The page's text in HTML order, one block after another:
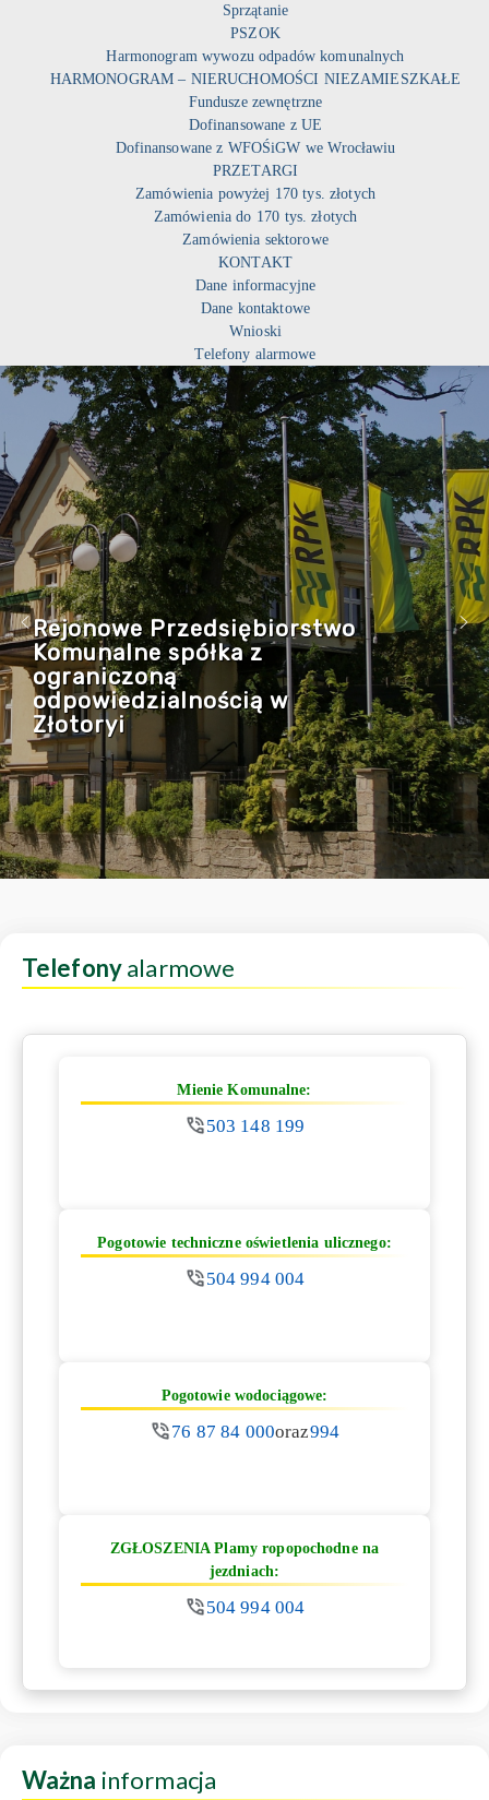
Sprzątanie
PSZOK
Harmonogram wywozu odpadów komunalnych
HARMONOGRAM – NIERUCHOMOŚCI NIEZAMIESZKAŁE
Fundusze zewnętrzne
Dofinansowane z UE
Dofinansowane z WFOŚiGW we Wrocławiu
PRZETARGI
Zamówienia powyżej 170 tys. złotych
Zamówienia do 170 tys. złotych
Zamówienia sektorowe
KONTAKT
Dane informacyjne
Dane kontaktowe
Wnioski
Telefony alarmowe
Rejonowe Przedsiębiorstwo
Komunalne spółka z
ograniczoną
odpowiedzialnością w
Złotoryi
Telefonyalarmowe
Mienie Komunalne:
503 148 199
Pogotowie techniczne oświetlenia ulicznego:
504 994 004
Pogotowie wodociągowe:
76 87 84 000oraz994
ZGŁOSZENIA Plamy ropopochodne na
jezdniach:
504 994 004
Ważna informacja